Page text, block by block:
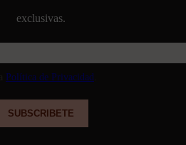
exclusivas.
Política de Privacidad